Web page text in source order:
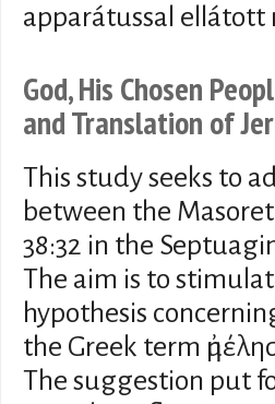
apparátussal ellátott
God, His Chosen
and Translation of
This study seeks to
between the
38:32 in the
The aim is to
hypothesis
the Greek term
The suggestion put